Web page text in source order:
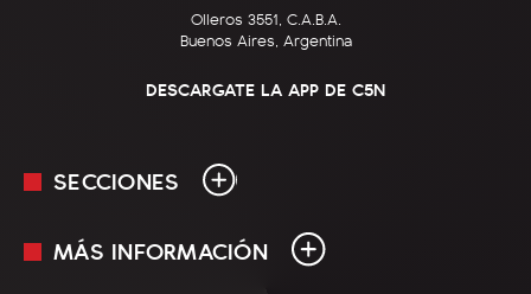
Olleros 3551, C.A.B.A.
Buenos Aires, Argentina
DESCARGATE LA APP DE C5N
SECCIONES
En Vivo
MÁS INFORMACIÓN